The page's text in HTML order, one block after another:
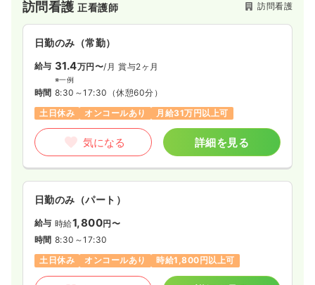
訪問看護正看護師 訪問看護
日勤のみ（常勤）
給与 31.4万円〜/月 賞与2ヶ月
※一例
時間 8:30～17:30 （休憩60分）
土日休み
オンコールあり 月給31万円以上可
気になる 詳細を見る
日勤のみ（パート）
給与 時給1,800円〜
時間 8:30～17:30
土日休み
オンコールあり 時給1,800円以上可